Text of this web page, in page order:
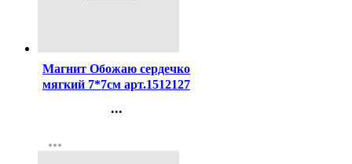
Магнит Обожаю сердечко
мягкий 7*7см арт.1512127
...
Регистрация
more_horiz